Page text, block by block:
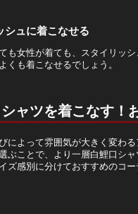
シュに着こなせる
も女性が着ても、スタイリッ
くも着こなせるでしょう。
シャツを着こなす
によって雰囲気が大きく変わ
ぶことで、より一層白鯉口シャ
ズ感別に分けておすすめのコ